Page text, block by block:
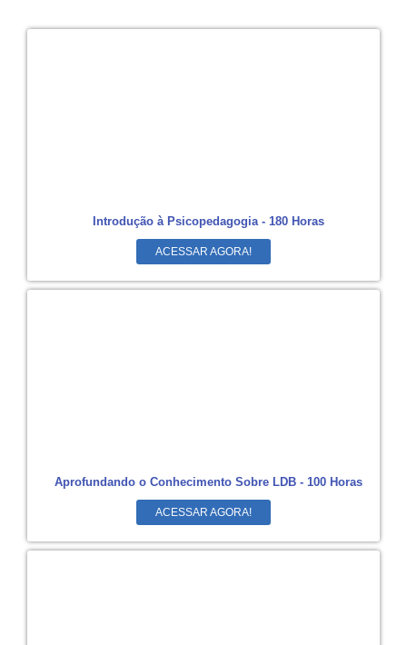
Introdução à Psicopedagogia - 180 Horas
ACESSAR AGORA!
Aprofundando o Conhecimento Sobre LDB - 100 Horas
ACESSAR AGORA!